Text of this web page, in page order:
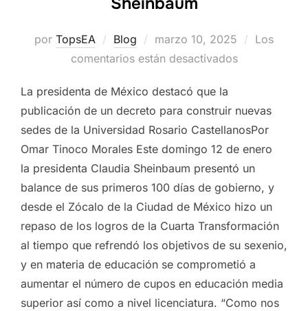
por TopsEA Blog
Publicado
el
marzo 10, 2025
Los
comentarios están desactivados
La presidenta de México destacó que la
publicación de un decreto para construir nuevas
sedes de la Universidad Rosario CastellanosPor
Omar Tinoco Morales Este domingo 12 de enero
la presidenta Claudia Sheinbaum presentó un
balance de sus primeros 100 días de gobierno, y
desde el Zócalo de la Ciudad de México hizo un
repaso de los logros de la Cuarta Transformación
al tiempo que refrendó los objetivos de su sexenio,
y en materia de educación se comprometió a
aumentar el número de cupos en educación media
superior así como a nivel licenciatura. “Como nos